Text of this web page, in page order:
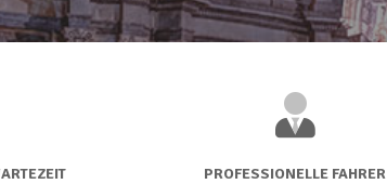
PROFESSIONELLE FAHRER